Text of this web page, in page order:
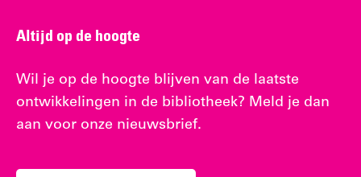
Altijd op de hoogte
Wil je op de hoogte blijven van de laatste
ontwikkelingen in de bibliotheek? Meld je dan
aan voor onze nieuwsbrief.